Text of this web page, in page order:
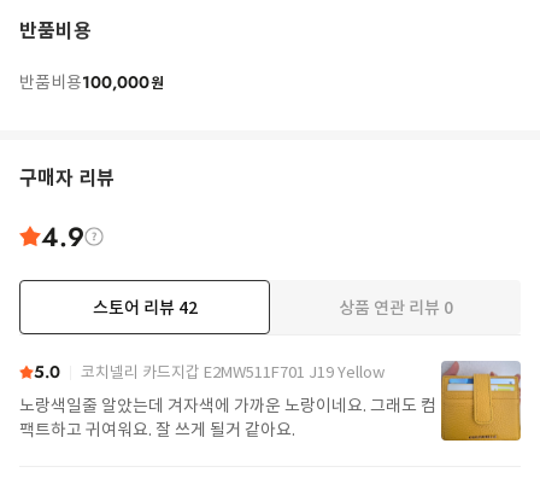
반품비용
반품비용100,000원
구매자 리뷰
4.9
스토어 리뷰 42 상품 연관 리뷰 0
5.0 코치넬리 카드지갑 E2MW511F701 J19 Yellow
노랑색일줄 알았는데 겨자색에 가까운 노랑이네요. 그래도 컴
팩트하고 귀여워요. 잘 쓰게 될거 같아요.